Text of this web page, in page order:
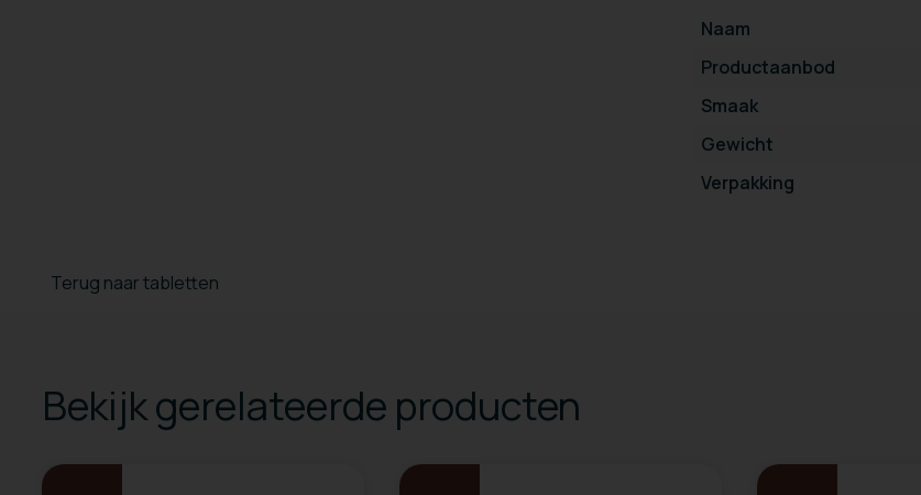
Naam
Productaanbod
Smaak
Gewicht
Verpakking
Terug naar tabletten
Bekijk gerelateerde producten